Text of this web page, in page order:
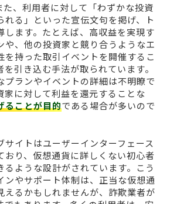
、利用者に対して「わずかな投資
れる」といった宣伝文句を掲げ、ト
します。たとえば、高収益を実現す
や、他の投資家と競り合うようなエ
を持った取引イベントを開催するこ
引き込む手法が取られています。
プランやイベントの詳細は不明瞭で
家に対して利益を還元することな
ることが目的である場合が多いので
サイトはユーザーインターフェース
おり、仮想通貨に詳しくない初心者
るような設計がされています。こう
ンやサポート体制は、正当な仮想通
えるかもしれませんが、詐欺業者が